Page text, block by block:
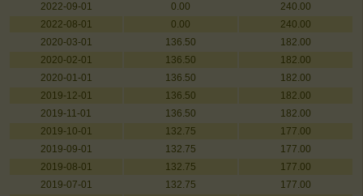
2022-09-01
0.00
240.00
2022-08-01
0.00
240.00
2020-03-01
136.50
182.00
2020-02-01
136.50
182.00
2020-01-01
136.50
182.00
2019-12-01
136.50
182.00
2019-11-01
136.50
182.00
2019-10-01
132.75
177.00
2019-09-01
132.75
177.00
2019-08-01
132.75
177.00
2019-07-01
132.75
177.00